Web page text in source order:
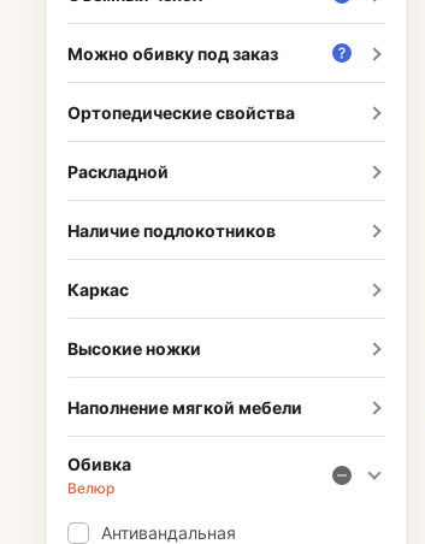
Можно обивку под заказ
Ортопедические свойства
Раскладной
Наличие подлокотников
Каркас
Высокие ножки
Наполнение мягкой мебели
Велюр
Обивка
Антивандальная